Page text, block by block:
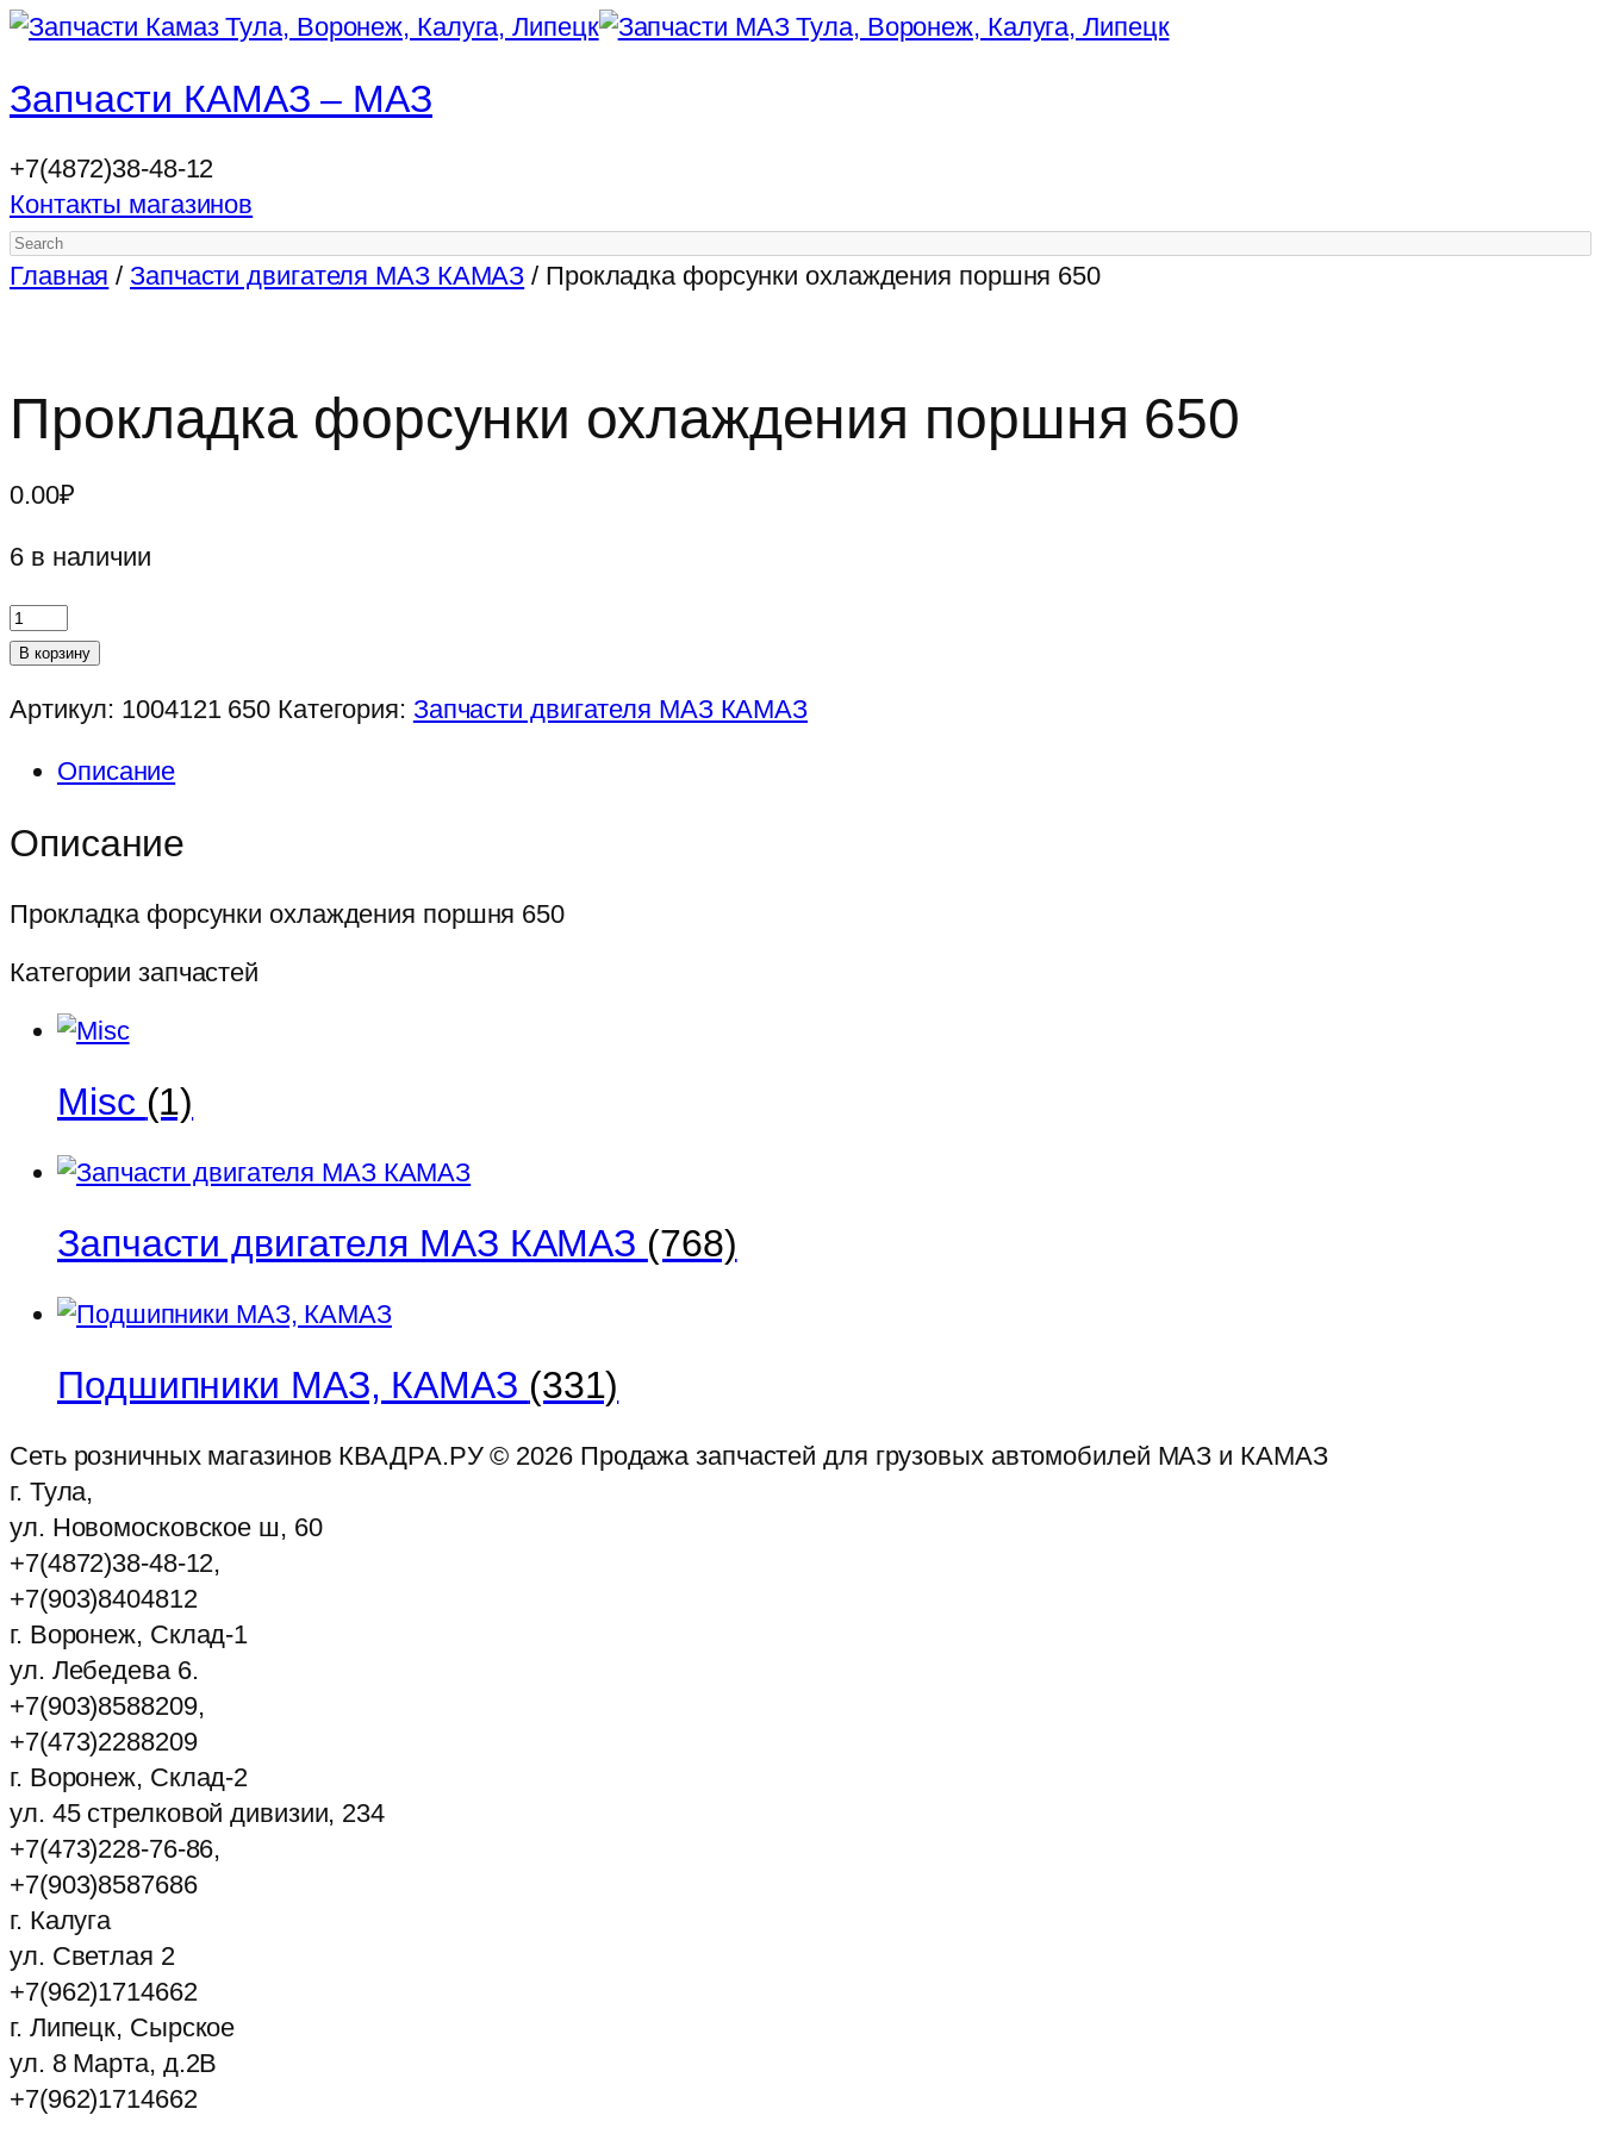
Запчасти КАМАЗ – МАЗ
+7(4872)38-48-12
Контакты магазинов
Search
Главная / Запчасти двигателя МАЗ КАМАЗ / Прокладка форсунки охлаждения поршня 650
Прокладка форсунки охлаждения поршня 650
0.00₽
6 в наличии
Количество
товара
форсунки
охлаждения
поршня
650
В корзину
Артикул: 1004121 650 Категория: Запчасти двигателя МАЗ КАМАЗ
Описание
Описание
Прокладка форсунки охлаждения поршня 650
Категории запчастей
Misc (1)
Запчасти двигателя МАЗ КАМАЗ (768)
Подшипники МАЗ, КАМАЗ (331)
Сеть розничных магазинов КВАДРА.РУ © 2026Продажа запчастей для грузовых автомобилей МАЗ и КАМАЗ
г. Тула,
ул. Новомосковское ш, 60
+7(4872)38-48-12,
+7(903)8404812
г. Воронеж, Склад-1
ул. Лебедева 6.
+7(903)8588209,
+7(473)2288209
г. Воронеж, Склад-2
ул. 45 стрелковой дивизии, 234
+7(473)228-76-86,
+7(903)8587686
г. Калуга
ул. Светлая 2
+7(962)1714662
г. Липецк, Сырское
ул. 8 Марта, д.2В
+7(962)1714662